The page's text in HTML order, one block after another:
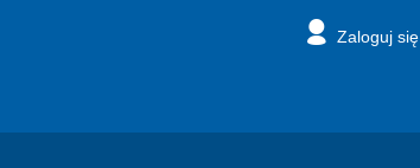
Zaloguj się